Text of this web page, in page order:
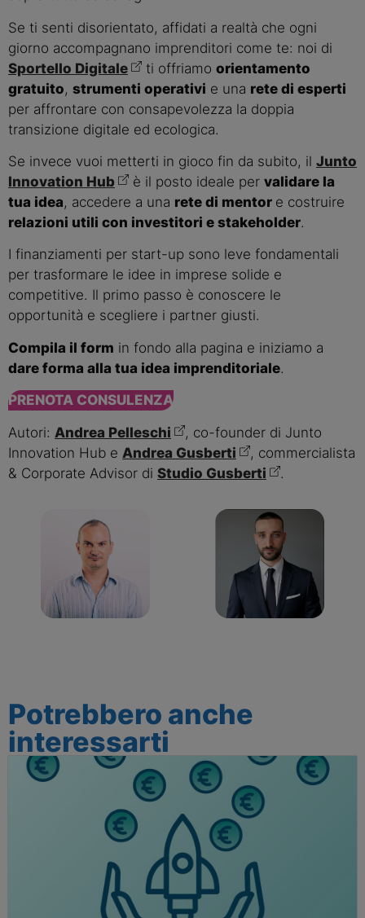
Se ti senti disorientato, affidati a realtà che ogni
giorno accompagnano imprenditori come te: noi di
Sportello Digitale
ti offriamo orientamento
gratuito, strumenti operativi e una rete di esperti
per affrontare con consapevolezza la doppia
transizione digitale ed ecologica.
Se invece vuoi metterti in gioco fin da subito, il Junto
Innovation Hub
è il posto ideale per validare la
tua idea, accedere a una rete di mentor e costruire
relazioni utili con investitori e stakeholder.
I finanziamenti per start-up sono leve fondamentali
per trasformare le idee in imprese solide e
competitive. Il primo passo è conoscere le
opportunità e scegliere i partner giusti.
Compila il form in fondo alla pagina e iniziamo a
dare forma alla tua idea imprenditoriale.
PRENOTA CONSULENZA
Autori: Andrea Pelleschi
, co-founder di Junto
Innovation Hub e Andrea Gusberti
, commercialista
& Corporate Advisor di Studio Gusberti .
Potrebbero anche
interessarti